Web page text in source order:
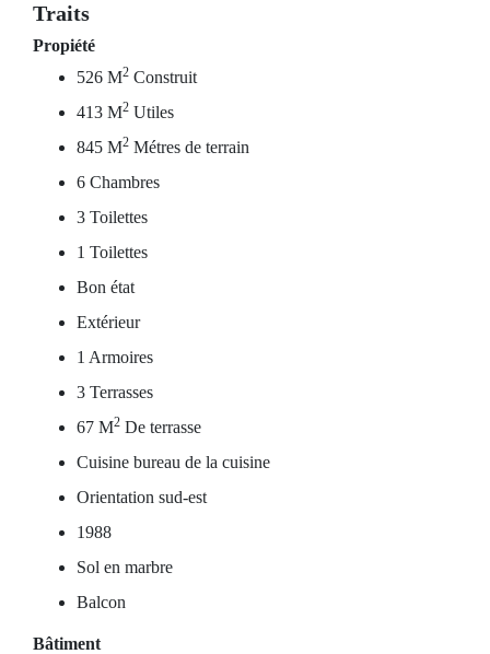
Traits
Propiété
526 M2 Construit
413 M2 Utiles
845 M2 Métres de terrain
6 Chambres
3 Toilettes
1 Toilettes
Bon état
Extérieur
1 Armoires
3 Terrasses
67 M2 De terrasse
Cuisine bureau de la cuisine
Orientation sud-est
1988
Sol en marbre
Balcon
Bâtiment